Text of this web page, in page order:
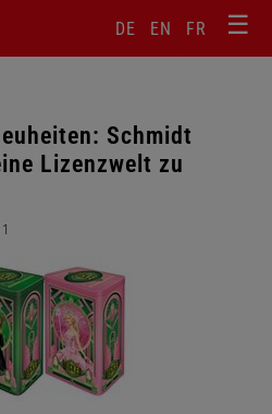
☰
DE EN FR
Suchbegriffe
Schmidt
Lizenzwelt zu